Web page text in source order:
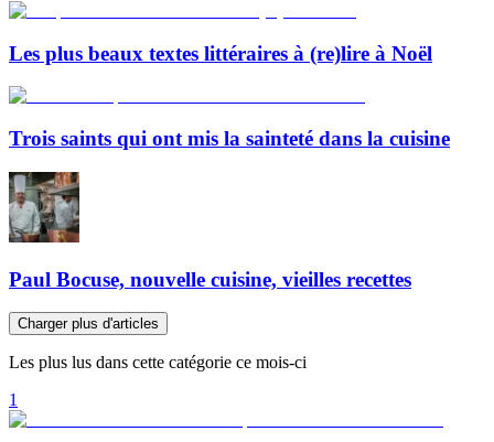
Les plus beaux textes littéraires à (re)lire à Noël
Trois saints qui ont mis la sainteté dans la cuisine
Paul Bocuse, nouvelle cuisine, vieilles recettes
Charger plus d'articles
Les plus lus dans cette catégorie ce mois-ci
1